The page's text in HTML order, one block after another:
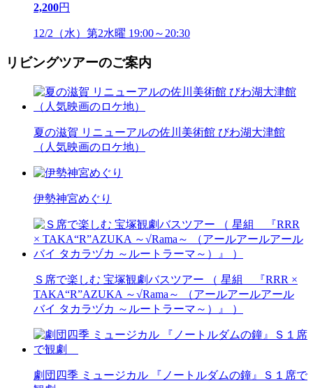
2,200円
12/2（水）第2水曜 19:00～20:30
リビングツアーのご案内
夏の滋賀 リニューアルの佐川美術館 びわ湖大津館
（人気映画のロケ地）
伊勢神宮めぐり
Ｓ席で楽しむ 宝塚観劇バスツアー （ 星組 『RRR ×
TAKA“R”AZUKA ～√Rama～ （アールアールアール
バイ タカラヅカ ～ルートラーマ～）』 ）
劇団四季 ミュージカル 『ノートルダムの鐘』Ｓ１席で